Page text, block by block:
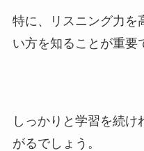
特に、リスニング力を
い方を知ることが重要
しっかりと学習を続
がるでしょう。